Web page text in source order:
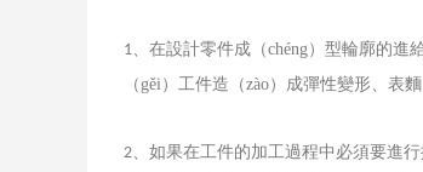
1、在設計零件成（chéng）型輪廓的
（gěi）工件造（zào）成彈性變形、表
2、如果在工件的加工過程中必須要進